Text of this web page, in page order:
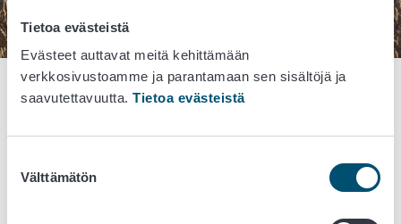
Tietoa evästeistä
Evästeet auttavat meitä kehittämään
verkkosivustoamme ja parantamaan sen sisältöjä ja
saavutettavuutta. Tietoa evästeistä
valinta
Välttämätön
Etusivu Elintarvikemarkkinavaltuutettu
Elintarvikemarkkinavaltuutetun suositus sopimusten